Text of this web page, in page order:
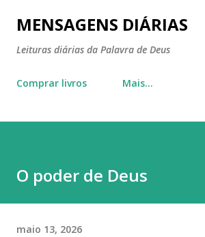
Pular para o conteúdo
MENSAGENS DIÁRIAS
Leituras diárias da Palavra de Deus
Comprar livros Mais…
O poder de Deus
maio 13, 2026